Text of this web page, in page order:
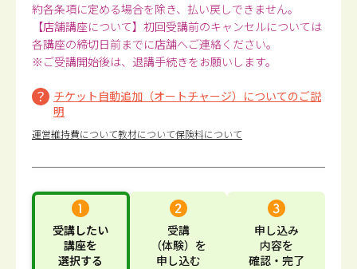
約各条項に定める場合を除き、払い戻しできません。
【店舗講座について】初回受講前のキャンセルについては
各講座の締切日前までに店舗へご連絡ください。
※ご受講開始後は、退講手続きをお願いします。
チケット自動追加（オートチャージ）についてのご説
明
運営維持費について教材について保険料について
受講したい
講座を
選択する
受講
（体験） を
申し込む
申し込み
内容を
確認・完了